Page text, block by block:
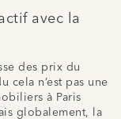
avec la
des prix du
cela n’est pas une
à Paris
globalement, la